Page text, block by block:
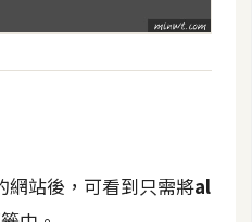
站後，可看到只需將al